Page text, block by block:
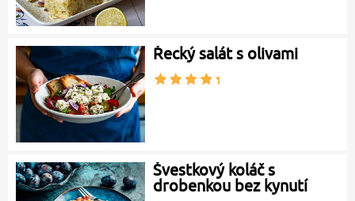
Řecký salát s olivami
Švestkový koláč s
drobenkou bez kynutí